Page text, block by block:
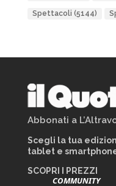
Spettacoli (5144)
Abbonati a
Scegli la tua
tablet e
SCOPRI I PREZZI
COMMUNITY